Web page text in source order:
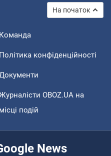
На початок
Команда
Політика конфіденційності
OBOZ.UA на
місці подій
News